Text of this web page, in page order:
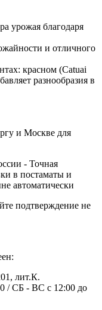
урожая благодаря
и отличного
красном (Catuai
разнообразия в
и Москве для
- Точная
в постаматы и
автоматически
подтверждение не
лит.К.
/ СБ - ВС с 12:00 до